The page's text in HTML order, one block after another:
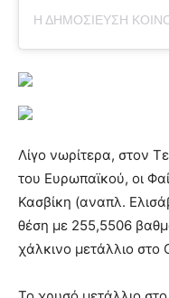
Λίγο νωρίτερα, στον
του Ευρωπαϊκού, οι
Κασβίκη (αναπλ.
θέση με 255,5506
χάλκινο μετάλλιο στο